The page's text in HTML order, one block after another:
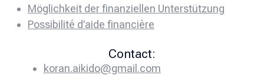
Möglichkeit der finanziellen Unterstützung
Possibilité d’aide financière
Contact:
koran.aikido@gmail.com